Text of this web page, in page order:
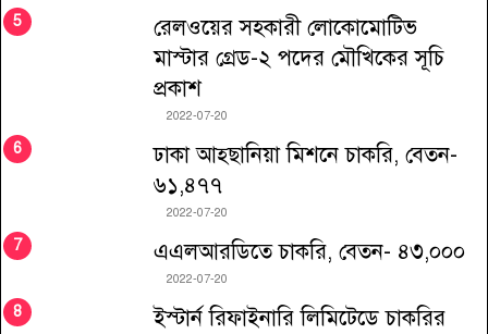
রেলওয়ের সহকারী লোকোমোটিভ
মাস্টার গ্রেড-২ পদের মৌখিকের সূচি
প্রকাশ
2022-07-20
ঢাকা আহ্ছানিয়া মিশনে চাকরি, বেতন-
৬১,৪৭৭
2022-07-20
এএলআরডিতে চাকরি, বেতন- ৪৩,০০০
2022-07-20
ইস্টার্ন রিফাইনারি লিমিটেডে চাকরির